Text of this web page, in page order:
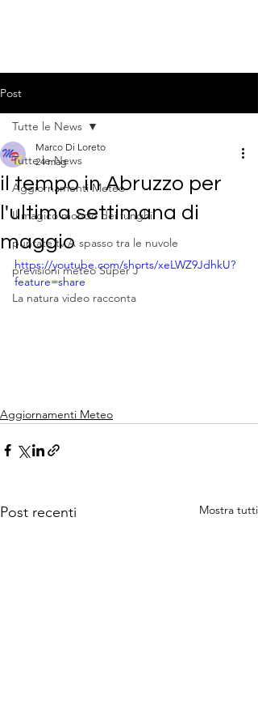
Post
Tutte le News
Aggiornamenti Meteo
Il magico mondo dei funghi
puntate tv A spasso tra le nuvole
previsioni meteo Super J
La natura video racconta
Tutte le News
il tempo in Abruzzo per
l'ultima settimana di
maggio
Marco Di Loreto
24 mag
https://youtube.com/shorts/xeLWZ9JdhkU?
feature=share
Aggiornamenti Meteo
Post recenti Mostra tutti